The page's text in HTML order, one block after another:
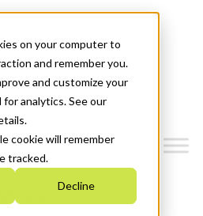
on your computer to
and remember you.
and customize your
analytics. See our
cookie will remember
tracked.
Decline
2030